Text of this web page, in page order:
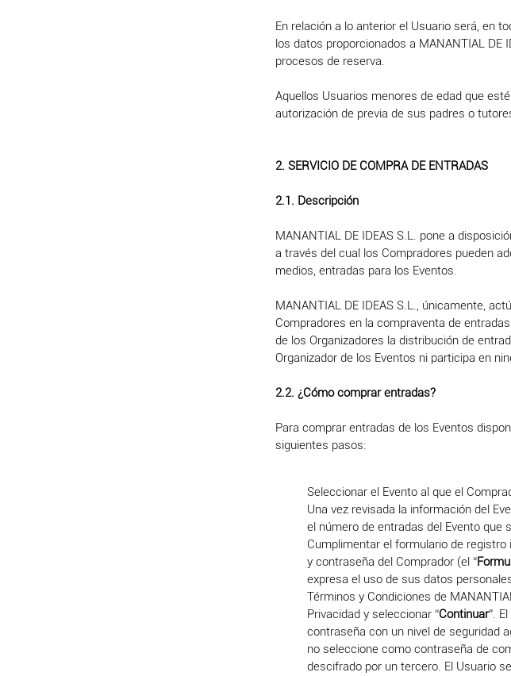
En relación a lo anterior el Usuario será, en
los datos proporcionados a MANANTIAL
procesos de reserva.
Aquellos Usuarios menores de edad que
autorización de previa de sus padres o
2. SERVICIO DE COMPRA DE ENTRADAS
2.1. Descripción
MANANTIAL DE IDEAS S.L. pone a
a través del cual los Compradores pueden
medios, entradas para los Eventos.
MANANTIAL DE IDEAS S.L., únicamente,
Compradores en la compraventa de
de los Organizadores la distribución de
Organizador de los Eventos ni participa en
2.2. ¿Cómo comprar entradas?
Para comprar entradas de los Eventos
siguientes pasos:
Seleccionar el Evento al que el
Una vez revisada la información del
el número de entradas del Evento que
Cumplimentar el formulario de
y contraseña del Comprador (el “
expresa el uso de sus datos
Términos y Condiciones de
Privacidad y seleccionar “Continuar”.
contraseña con un nivel de seguridad
no seleccione como contraseña de
descifrado por un tercero. El Usuario